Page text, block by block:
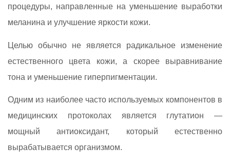
процедуры, направленные на уменьшение выработки
меланина и улучшение яркости кожи.
Целью обычно не является радикальное изменение
естественного цвета кожи, а скорее выравнивание
тона и уменьшение гиперпигментации.
Одним из наиболее часто используемых компонентов в
медицинских протоколах является глутатион —
мощный антиоксидант, который естественно
вырабатывается организмом.